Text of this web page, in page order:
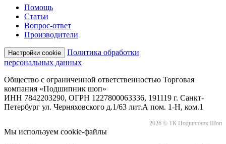
Помощь
Статьи
Вопрос-ответ
Производители
Настройки cookie
Политика обработки
персональных данных
Общество с ограниченной ответственностью Торговая
компания «Подшипник шоп»
ИНН 7842203290, ОГРН 1227800063336, 191119 г. Санкт-
Петербург ул. Черняховского д.1/63 лит.А пом. 1-Н, ком.1
2026 © ТК Подшипник Шоп
Мы используем cookie-файлы